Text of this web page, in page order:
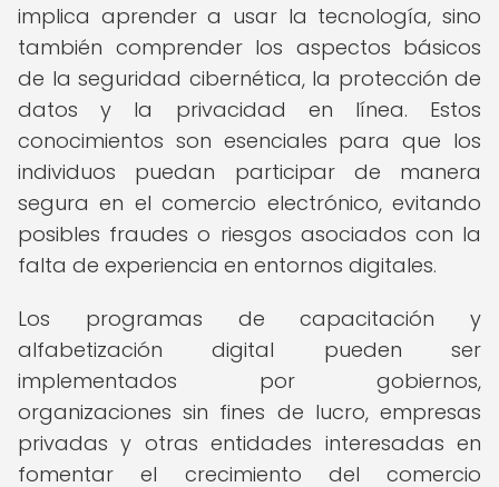
implica aprender a usar la tecnología, sino
también comprender los aspectos básicos
de la seguridad cibernética, la protección de
datos y la privacidad en línea. Estos
conocimientos son esenciales para que los
individuos puedan participar de manera
segura en el comercio electrónico, evitando
posibles fraudes o riesgos asociados con la
falta de experiencia en entornos digitales.
Los programas de capacitación y
alfabetización digital pueden ser
implementados por gobiernos,
organizaciones sin fines de lucro, empresas
privadas y otras entidades interesadas en
fomentar el crecimiento del comercio